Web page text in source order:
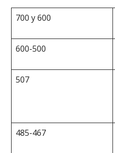
700 y 600
600-500
507
485-467